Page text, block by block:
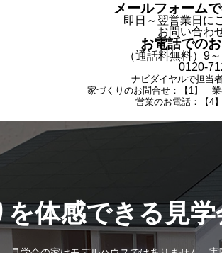
メールフォーム
即日～翌営業日に
お問い合わ
お電話での
（通話料無料）9
0120-
ナビダイヤルで担当
家づくりのお問合せ：【1】
営業のお電話：【4
体感できる見